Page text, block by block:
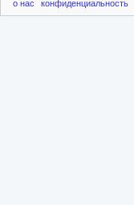
о нас конфиденциальность